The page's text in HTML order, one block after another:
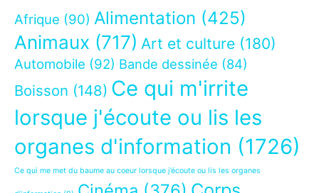
Afrique (90) Alimentation (425)
Animaux (717) Art et culture (180)
Automobile (92) Bande dessinée (84)
Boisson (148) Ce qui m'irrite
lorsque j'écoute ou lis les
organes d'information (1726)
Ce qui me met du baume au coeur lorsque j’écoute ou lis les organes